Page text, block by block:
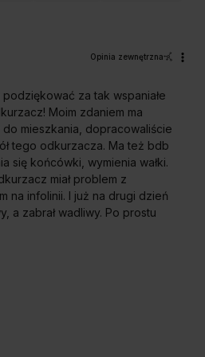
Opinia zewnętrzna
za tak wspaniałe
Moim zdaniem ma
mieszkania, dopracowaliście
tego odkurzacza. Ma też bdb
się końcówki, wymienia wałki.
miał problem z
na infolinii. I już na drugi dzień
a zabrał wadliwy. Po prostu